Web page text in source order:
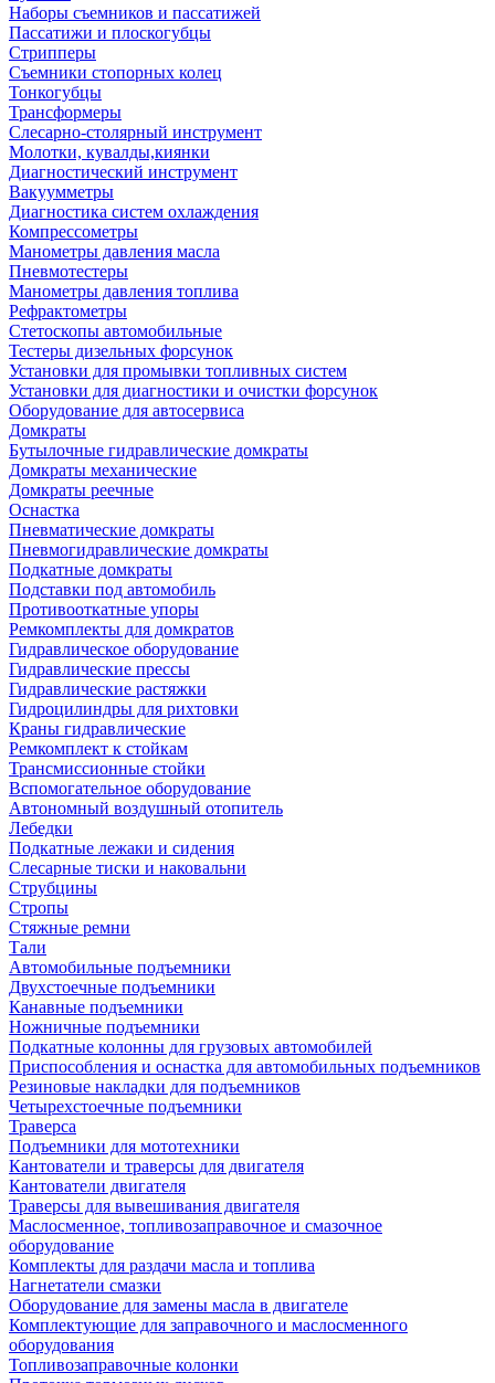
Наборы съемников и пассатижей
Пассатижи и плоскогубцы
Стрипперы
Съемники стопорных колец
Тонкогубцы
Трансформеры
Слесарно-столярный инструмент
Молотки, кувалды,киянки
Диагностический инструмент
Вакуумметры
Диагностика систем охлаждения
Компрессометры
Манометры давления масла
Пневмотестеры
Манометры давления топлива
Рефрактометры
Стетоскопы автомобильные
Тестеры дизельных форсунок
Установки для промывки топливных систем
Установки для диагностики и очистки форсунок
Оборудование для автосервиса
Домкраты
Бутылочные гидравлические домкраты
Домкраты механические
Домкраты реечные
Оснастка
Пневматические домкраты
Пневмогидравлические домкраты
Подкатные домкраты
Подставки под автомобиль
Противооткатные упоры
Ремкомплекты для домкратов
Гидравлическое оборудование
Гидравлические прессы
Гидравлические растяжки
Гидроцилиндры для рихтовки
Краны гидравлические
Ремкомплект к стойкам
Трансмиссионные стойки
Вспомогательное оборудование
Автономный воздушный отопитель
Лебедки
Подкатные лежаки и сидения
Слесарные тиски и наковальни
Струбцины
Стропы
Стяжные ремни
Тали
Автомобильные подъемники
Двухстоечные подъемники
Канавные подъемники
Ножничные подъемники
Подкатные колонны для грузовых автомобилей
Приспособления и оснастка для автомобильных подъемников
Резиновые накладки для подъемников
Четырехстоечные подъемники
Траверса
Подъемники для мототехники
Кантователи и траверсы для двигателя
Кантователи двигателя
Траверсы для вывешивания двигателя
Маслосменное, топливозаправочное и смазочное
оборудование
Комплекты для раздачи масла и топлива
Нагнетатели смазки
Оборудование для замены масла в двигателе
Комплектующие для заправочного и маслосменного
оборудования
Топливозаправочные колонки